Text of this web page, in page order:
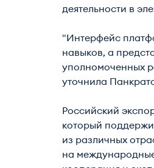
деятельности в
"Интерфейс
навыков, а
уполномоченных
уточнила
Российский
который
из различных
на